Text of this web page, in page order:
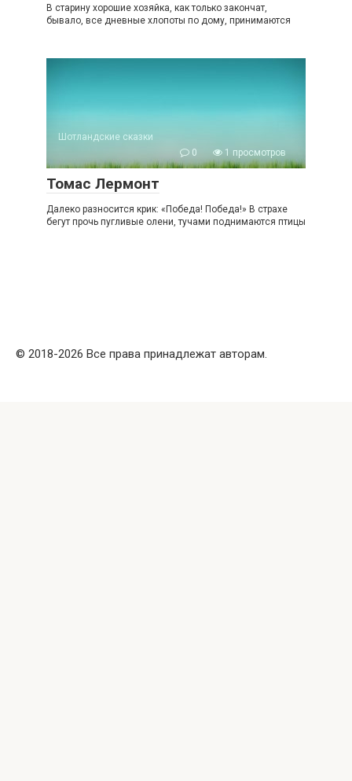
В старину хорошие хозяйка, как только закончат,
бывало, все дневные хлопоты по дому, принимаются
Шотландские сказки
0
1 просмотров
Томас Лермонт
Далеко разносится крик: «Победа! Победа!» В страхе
бегут прочь пугливые олени, тучами поднимаются птицы
© 2018-2026 Все права принадлежат авторам.